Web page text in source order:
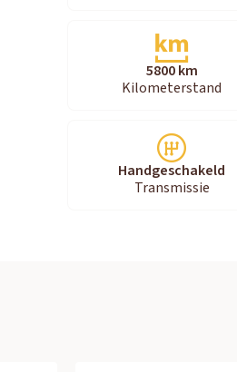
5800 km
Kilometerstand
Handgeschakeld
Transmissie